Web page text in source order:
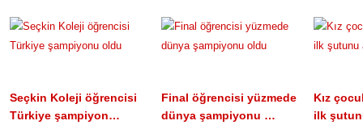
Seçkin Koleji öğrencisi
Türkiye şampiyon…
Final öğrencisi yüzmede
dünya şampiyonu …
Kız
ilk